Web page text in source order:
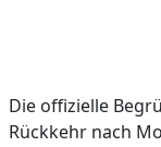
Die offizielle
Rückkehr nach